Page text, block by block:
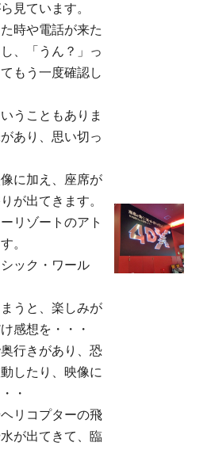
見ています。
時や電話が来た
、「うん？」っ
もう一度確認し
うこともありま
あり、思い切っ
に加え、座席が
が出てきます。
リゾートのアト
。
ック・ワール
うと、楽しみが
感想を・・・
行きがあり、恐
したり、映像に
・
リコプターの飛
が出てきて、臨